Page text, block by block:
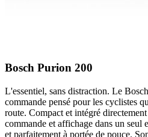
Bosch Purion 200
L'essentiel, sans distraction. Le
commande pensé pour les cyclistes
route. Compact et intégré
commande et affichage dans un
et parfaitement à portée de pouce.